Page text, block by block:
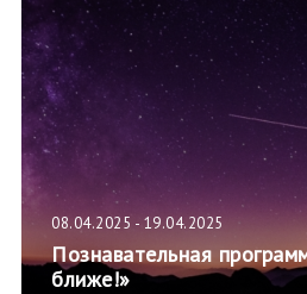
08.04.2025 - 19.04.2025
Познавательная
ближе!»